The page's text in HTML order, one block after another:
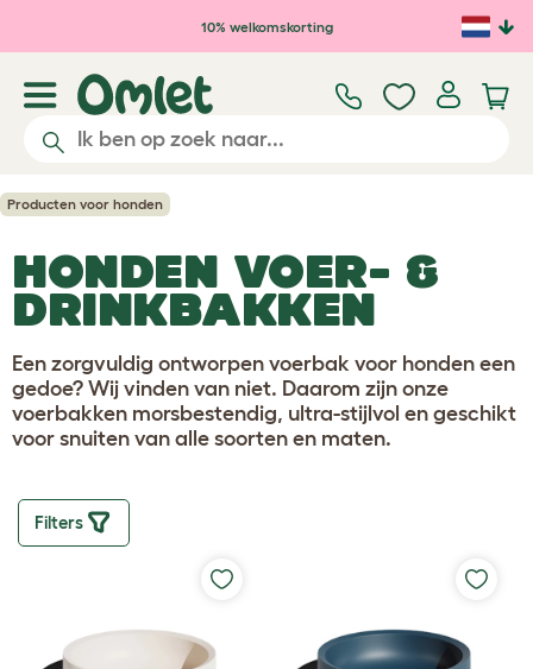
Ga naar de hoofdinhoud
10% welkomskorting
Producten voor honden
HONDEN VOER- &
DRINKBAKKEN
Een zorgvuldig ontworpen voerbak voor honden een
gedoe? Wij vinden van niet. Daarom zijn onze
voerbakken morsbestendig, ultra-stijlvol en geschikt
voor snuiten van alle soorten en maten.
Filters